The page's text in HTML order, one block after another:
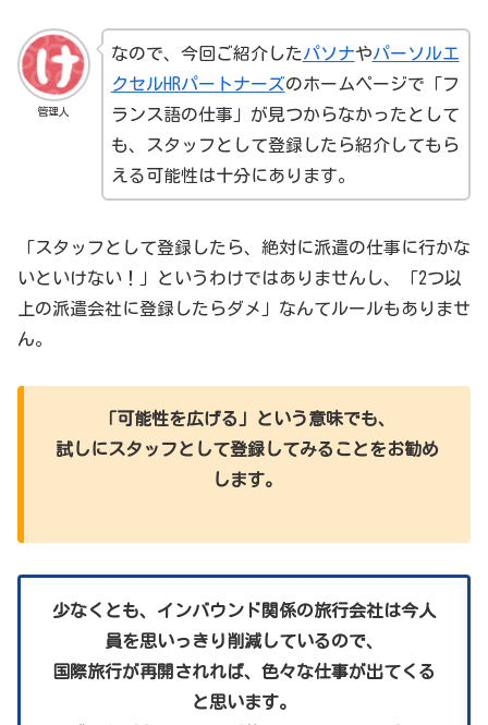
管理人
なので、今回ご紹介したパソナやパーソルエ
クセルHRパートナーズのホームページで「フ
ランス語の仕事」が見つからなかったとして
も、スタッフとして登録したら紹介してもら
える可能性は十分にあります。
「スタッフとして登録したら、絶対に派遣の仕事に行かな
いといけない！」というわけではありませんし、「2つ以
上の派遣会社に登録したらダメ」なんてルールもありませ
ん。
「可能性を広げる」という意味でも、
試しにスタッフとして登録してみることをお勧め
します。
少なくとも、インバウンド関係の旅行会社は今人
員を思いっきり削減しているので、
国際旅行が再開されれば、色々な仕事が出てくる
と思います。